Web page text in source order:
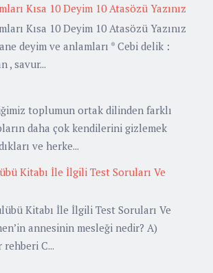
Kısa 10 Deyim 10 Atasözü Yazınız
Kısa 10 Deyim 10 Atasözü Yazınız
deyim ve anlamları * Cebi delik :
, savur...
toplumun ortak dilinden farklı
daha çok kendilerini gizlemek
ve herke...
Kitabı İle İlgili Test Soruları Ve
Kitabı İle İlgili Test Soruları Ve
annesinin mesleği nedir? A)
C...